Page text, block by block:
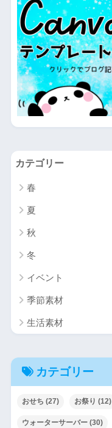
カテゴリー
春
夏
秋
冬
イベント
季節素材
生活素材
カテゴリー
おせち (27) お祭り (12)
ウォーターサーバー(30)